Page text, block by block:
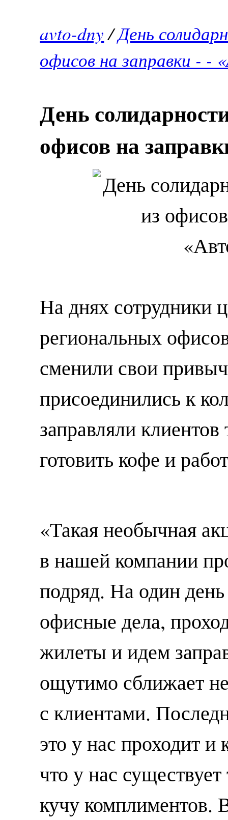
avto-dny/День
офисов на заправки - -
День
офисов на
На днях сотрудники
региональных
сменили свои
присоединились к
заправляли
готовить кофе и
«Такая необычная
в нашей компании
подряд. На один
офисные дела,
жилеты и идем
ощутимо сближает
с клиентами.
это у нас проходит и
что у нас
кучу комплиментов.